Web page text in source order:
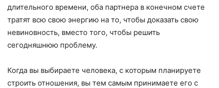
длительного времени, оба партнера в конечном счете
тратят всю свою энергию на то, чтобы доказать свою
невиновность, вместо того, чтобы решить
сегодняшнюю проблему.
Когда вы выбираете человека, с которым планируете
строить отношения, вы тем самым принимаете его с